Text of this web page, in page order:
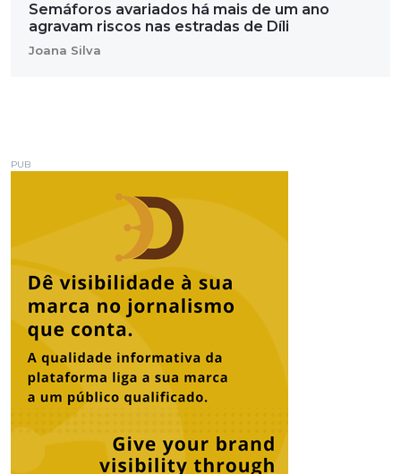
Semáforos avariados há mais de um ano
agravam riscos nas estradas de Díli
Joana Silva
PUB